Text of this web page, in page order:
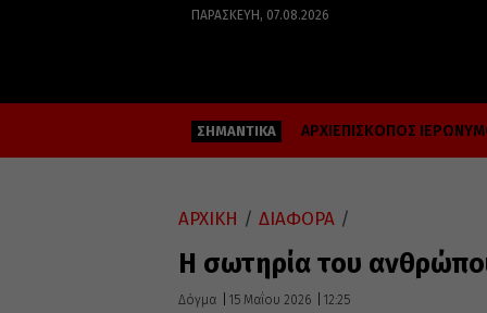
ΠΑΡΑΣΚΕΥΉ, 07.08.2026
ΣΗΜΑΝΤΙΚΑ ΑΡΧΙΕΠΙΣΚΟΠΟΣ
ΑΡΧΙΚΗ / ΔΙΑΦΟΡΑ /
Η σωτηρία του
Δόγμα 15 Μαΐου 2026 12:25